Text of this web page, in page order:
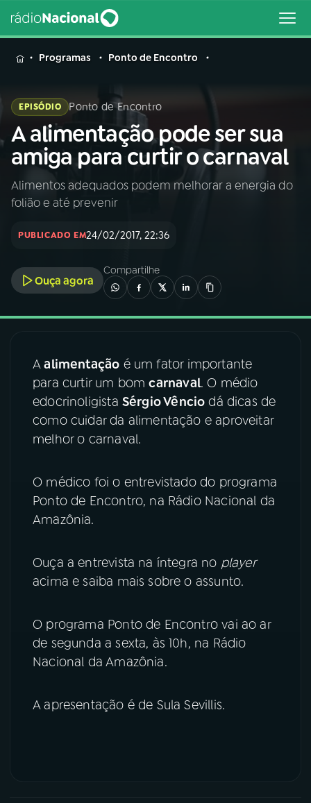
MENU
Buscar
na
Rádio
Nacional
Buscar
04PROGRAMAS
05 PODCASTS
06VIDEOCASTS
07ÚLTIMAS
08FESTIVAL DE MÚSICA
ACOMPANHE A RÁDIO NACIONAL
YouTube Facebook
Programas Ponto de Encontro
EPISÓDIO Ponto de Encontro
A alimentação pode ser sua
amiga para curtir o carnaval
Alimentos adequados podem melhorar a energia do
folião e até prevenir
PUBLICADO EM24/02/2017, 22:36
Ouça agora
Compartilhe
Aalimentação é um fator importante
para curtir um bomcarnaval. O médio
edocrinoligista Sérgio Vêncio dá dicas de
como cuidar da alimentação e aproveitar
melhor o carnaval.
O médico foi o entrevistado do programa
Ponto de Encontro, na Rádio Nacional da
Amazônia.
Ouça a entrevista na íntegra no player
acima e saiba mais sobre o assunto.
O programa Ponto de Encontro vai ao ar
de segunda a sexta, às 10h, na Rádio
Nacional da Amazônia.
A apresentação é de Sula Sevillis.